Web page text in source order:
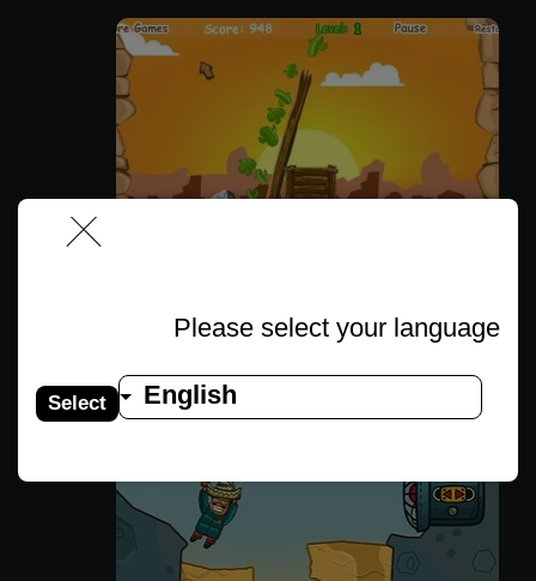
Please select your language
English
Select
אמיגו פנצ'ו 1